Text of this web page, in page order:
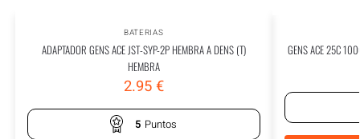
BATERIAS
ADAPTADOR GENS ACE JST-SYP-2P HEMBRA A DENS (T)
HEMBRA
2.95€
5 Puntos
GENS ACE 25C